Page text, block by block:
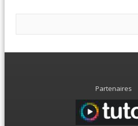
Partenaires